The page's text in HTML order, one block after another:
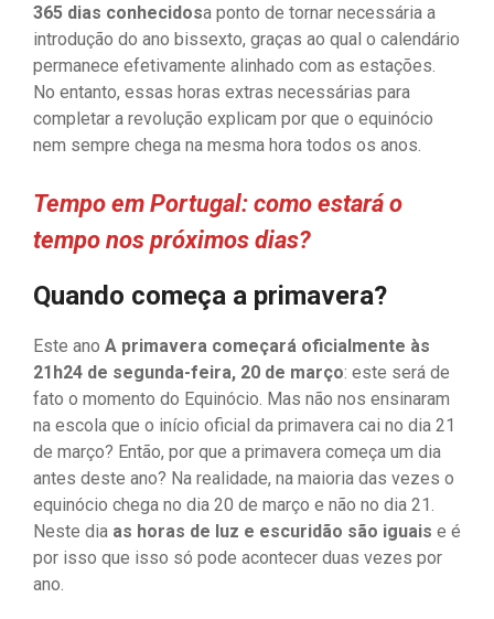
365 dias conhecidosa ponto de tornar necessária a
introdução do ano bissexto, graças ao qual o calendário
permanece efetivamente alinhado com as estações.
No entanto, essas horas extras necessárias para
completar a revolução explicam por que o equinócio
nem sempre chega na mesma hora todos os anos.
Tempo em Portugal: como estará o
tempo nos próximos dias?
Quando começa a primavera?
Este ano A primavera começará oficialmente às
21h24 de segunda-feira, 20 de março: este será de
fato o momento do Equinócio. Mas não nos ensinaram
na escola que o início oficial da primavera cai no dia 21
de março? Então, por que a primavera começa um dia
antes deste ano? Na realidade, na maioria das vezes o
equinócio chega no dia 20 de março e não no dia 21.
Neste dia as horas de luz e escuridão são iguais e é
por isso que isso só pode acontecer duas vezes por
ano.